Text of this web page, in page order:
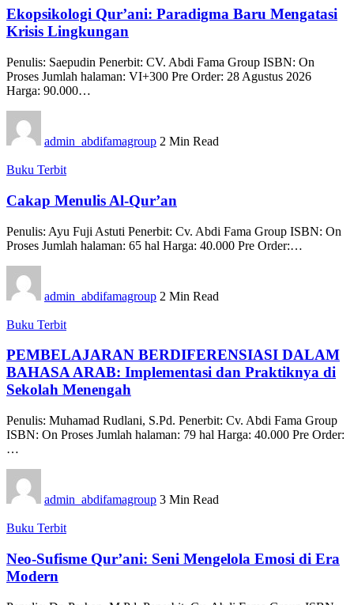
Ekopsikologi Qur’ani: Paradigma Baru Mengatasi
Krisis Lingkungan
Penulis: Saepudin Penerbit: CV. Abdi Fama Group ISBN: On
Proses Jumlah halaman: VI+300 Pre Order: 28 Agustus 2026
Harga: 90.000…
admin_abdifamagroup 2 Min Read
Buku Terbit
Cakap Menulis Al-Qur’an
Penulis: Ayu Fuji Astuti Penerbit: Cv. Abdi Fama Group ISBN: On
Proses Jumlah halaman: 65 hal Harga: 40.000 Pre Order:…
admin_abdifamagroup 2 Min Read
Buku Terbit
PEMBELAJARAN BERDIFERENSIASI DALAM
BAHASA ARAB: Implementasi dan Praktiknya di
Sekolah Menengah
Penulis: Muhamad Rudlani, S.Pd. Penerbit: Cv. Abdi Fama Group
ISBN: On Proses Jumlah halaman: 79 hal Harga: 40.000 Pre Order:
…
admin_abdifamagroup 3 Min Read
Buku Terbit
Neo-Sufisme Qur’ani: Seni Mengelola Emosi di Era
Modern